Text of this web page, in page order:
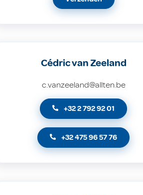
Cédric van Zeeland
c.vanzeeland@allten.be
+32 2 792 92 01
+32 475 96 57 76